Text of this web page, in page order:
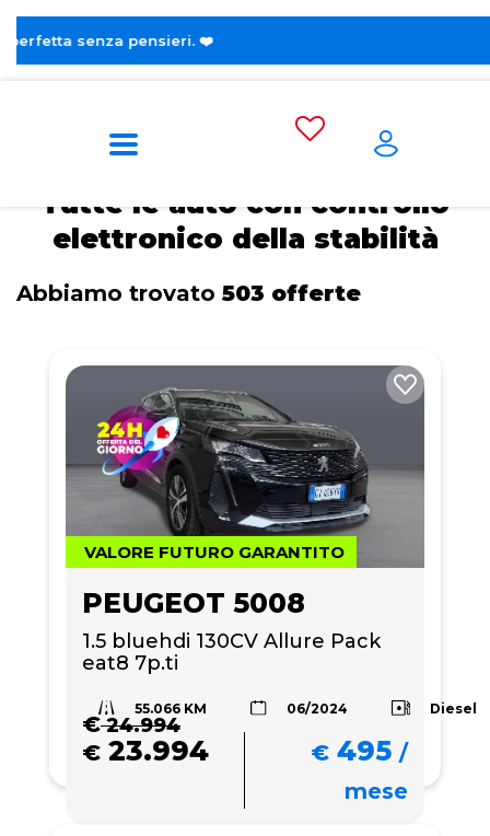
Controllo elettronico della stabilità
Tutte le auto con controllo
elettronico della stabilità
Abbiamo trovato 503 offerte
VALORE FUTURO GARANTITO
PEUGEOT 5008
1.5 bluehdi 130CV Allure Pack
eat8 7p.ti
55.066 KM 06/2024 Diesel
€24.994
€ 23.994 € 495 /
mese